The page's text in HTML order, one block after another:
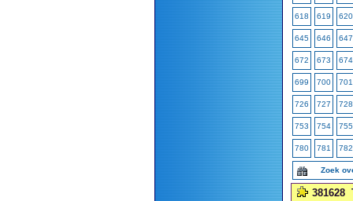
618 619 620
645 646 647
672 673 674
699 700 701
726 727 728
753 754 755
780 781 782
Zoek
381628